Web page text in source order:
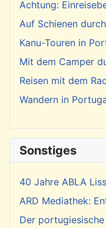
Achtung:
Auf Schienen
Kanu-Touren in
Mit dem Camper
Reisen mit dem
Wandern in
Sonstiges
40 Jahre ABLA
ARD Mediathek:
Der